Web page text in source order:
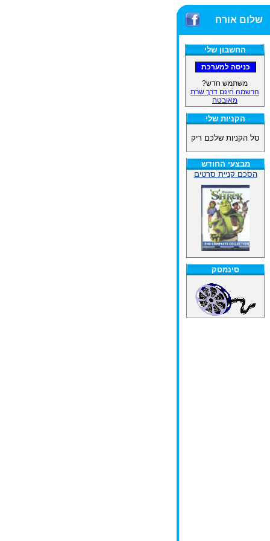
שלום אורח
החשבון שלי
משתמש חדש?
הרשמה חינם דרך שרת
מאובטח
הקניות שלי
סל הקניות שלכם ריק
מבצעי החודש
הסכם קניית סרטים
סינמטק